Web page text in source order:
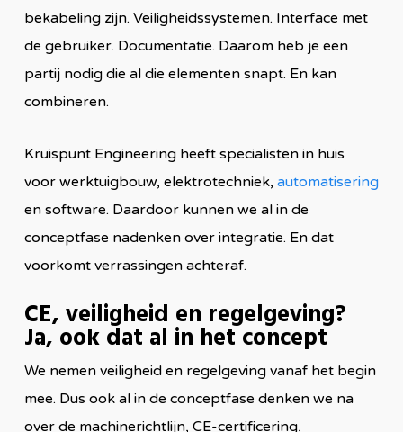
bekabeling zijn. Veiligheidssystemen. Interface met
de gebruiker. Documentatie. Daarom heb je een
partij nodig die al die elementen snapt. En kan
combineren.
Kruispunt Engineering heeft specialisten in huis
voor werktuigbouw, elektrotechniek, automatisering
en software. Daardoor kunnen we al in de
conceptfase nadenken over integratie. En dat
voorkomt verrassingen achteraf.
CE, veiligheid en regelgeving?
Ja, ook dat al in het concept
We nemen veiligheid en regelgeving vanaf het begin
mee. Dus ook al in de conceptfase denken we na
over de machinerichtlijn, CE-certificering,